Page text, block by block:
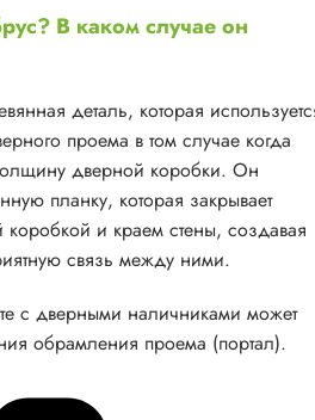
В каком случае он
деталь, которая
проема в том случае когда
дверной коробки. Он
планку, которая закрывает
и краем стены, создавая
связь между ними.
с дверными наличниками может
обрамления проема (портал).